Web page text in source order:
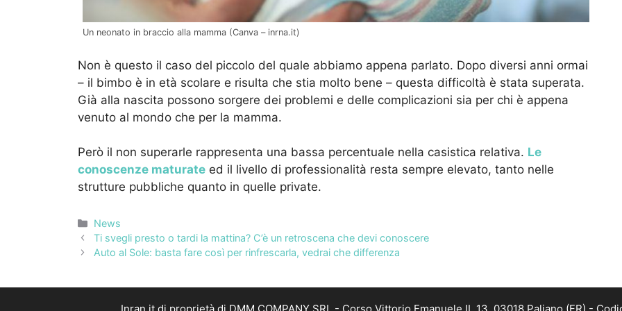
Un neonato in braccio alla mamma (Canva – inrna.it)
Non è questo il caso del piccolo del quale abbiamo appena parlato. Dopo diversi anni ormai
– il bimbo è in età scolare e risulta che stia molto bene – questa difficoltà è stata superata.
Già alla nascita possono sorgere dei problemi e delle complicazioni sia per chi è appena
venuto al mondo che per la mamma.
Però il non superarle rappresenta una bassa percentuale nella casistica relativa. Le
conoscenze maturate ed il livello di professionalità resta sempre elevato, tanto nelle
strutture pubbliche quanto in quelle private.
Categorie
News
Ti svegli presto o tardi la mattina? C’è un retroscena che devi conoscere
Auto al Sole: basta fare così per rinfrescarla, vedrai che differenza